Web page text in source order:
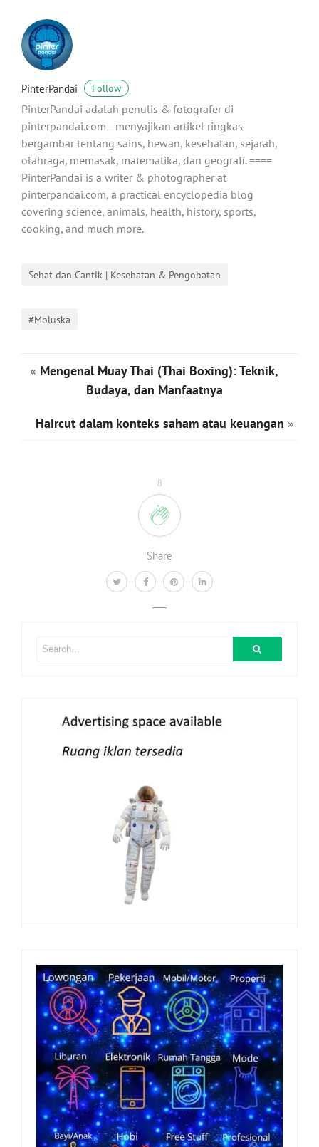
8
Share
PinterPandai Follow
PinterPandai adalah penulis & fotografer di
pinterpandai.com—menyajikan artikel ringkas
bergambar tentang sains, hewan, kesehatan, sejarah,
olahraga, memasak, matematika, dan geografi. ====
PinterPandai is a writer & photographer at
pinterpandai.com, a practical encyclopedia blog
covering science, animals, health, history, sports,
cooking, and much more.
Sehat dan Cantik | Kesehatan & Pengobatan
#Moluska
« Mengenal Muay Thai (Thai Boxing): Teknik,
Budaya, dan Manfaatnya
Haircut dalam konteks saham atau keuangan »